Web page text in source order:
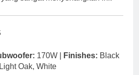
170W | Finishes: Black
Oak, White